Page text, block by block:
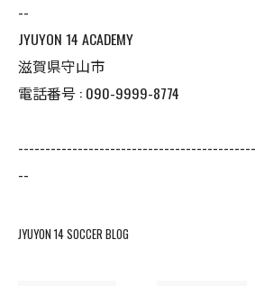
--
JYUYON 14 ACADEMY
滋賀県守山市
電話番号 : 090-9999-8774
--
JYUYON 14 SOCCER BLOG